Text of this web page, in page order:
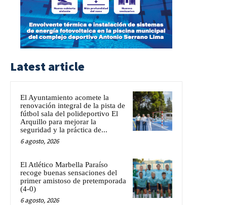
Latest article
El Ayuntamiento acomete la
renovación integral de la pista de
fútbol sala del polideportivo El
Arquillo para mejorar la
seguridad y la práctica de...
6 agosto, 2026
El Atlético Marbella Paraíso
recoge buenas sensaciones del
primer amistoso de pretemporada
(4-0)
6 agosto, 2026